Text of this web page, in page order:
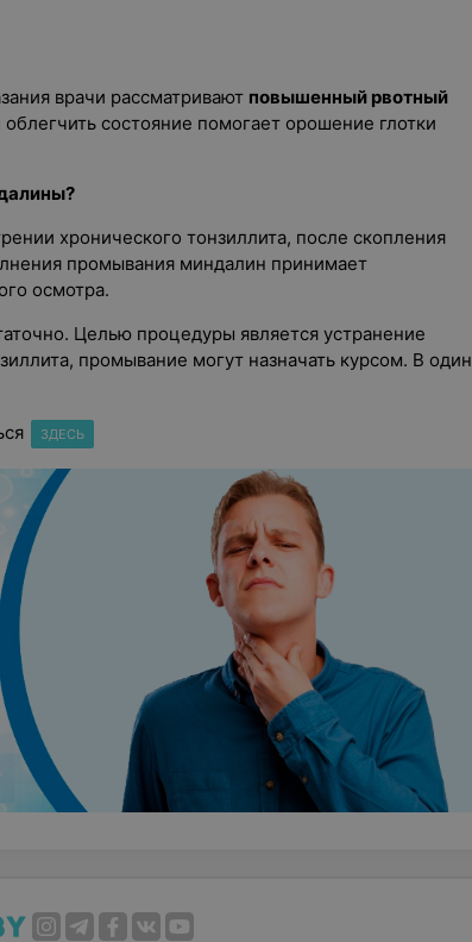
врачи рассматривают повышенный рвотный
состояние помогает орошение глотки
хронического тонзиллита, после скопления
промывания миндалин принимает
осмотра.
Целью процедуры является устранение
промывание могут назначать курсом. В один
ЗДЕСЬ